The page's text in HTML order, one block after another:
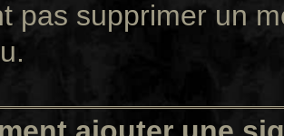
pas supprimer un